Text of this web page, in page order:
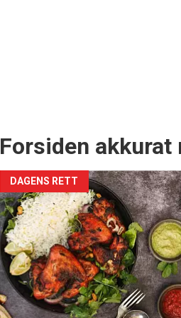
Forsiden akkurat
DAGENS RETT